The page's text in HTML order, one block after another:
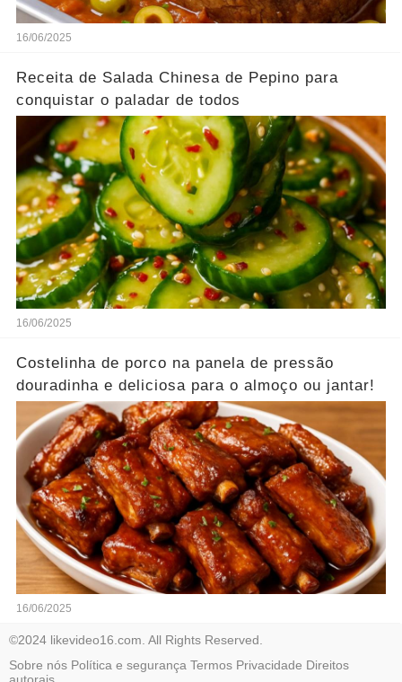
16/06/2025
Receita de Salada Chinesa de Pepino para
conquistar o paladar de todos
16/06/2025
Costelinha de porco na panela de pressão
douradinha e deliciosa para o almoço ou jantar!
16/06/2025
©2024 likevideo16.com. All Rights Reserved.
Sobre nós Política e segurança Termos Privacidade Direitos
autorais